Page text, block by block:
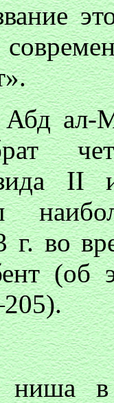
ал-
г. во
(об
ниша в